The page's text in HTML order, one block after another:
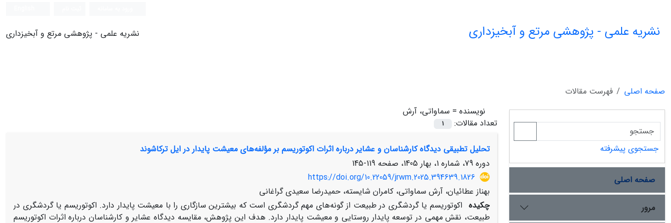
نشریه علمی - پژوهشی مرتع و آبخیزداری نشریه علمی - پژوهشی مرتع و آبخیزداری
صفحه اصلی
فهرست مقالات
نویسنده = سماواتی، آرش
تعداد مقالات:
1
تحلیل تطبیقی دیدگاه کارشناسان و عشایر درباره اثرات اکوتوریسم بر مؤلفه‌های معیشت پایدار در ایل ترکاشوند
دوره 79، شماره 1، بهار 1405، صفحه
119-145
https://doi.org/10.22059/jrwm.2025.394639.1826
بهناز عطائیان، آرش سماواتی، کامران شایسته، حمیدرضا سعیدی گراغانی
چکیده اکوتوریسم یا گردشگری در طبیعت از گونه‌های مهم گردشگری است که بیشترین سازگاری را با معیشت پایدار دارد. اکوتوریسم یا گردشگری در
طبیعت، نقش مهمی در توسعه پایدار روستایی و معیشت پایدار دارد. هدف این پژوهش، مقایسه دیدگاه عشایر و کارشناسان درباره اثرات اکوتوریسم
جستجوی پیشرفته
صفحه اصلی
مرور